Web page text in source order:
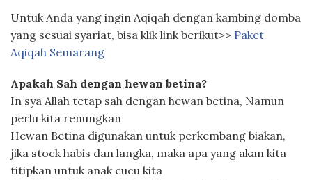
Untuk Anda yang ingin Aqiqah dengan kambing domba
yang sesuai syariat, bisa klik link berikut>> Paket
Aqiqah Semarang
Apakah Sah dengan hewan betina?
In sya Allah tetap sah dengan hewan betina, Namun
perlu kita renungkan
Hewan Betina digunakan untuk perkembang biakan,
jika stock habis dan langka, maka apa yang akan kita
titipkan untuk anak cucu kita